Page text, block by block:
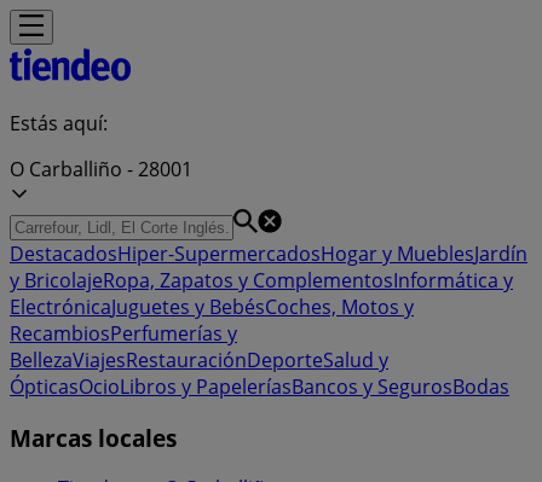
Estás aquí:
O Carballiño - 28001
DestacadosHiper-SupermercadosHogar y MueblesJardín
y BricolajeRopa, Zapatos y ComplementosInformática y
ElectrónicaJuguetes y BebésCoches, Motos y
RecambiosPerfumerías y
BellezaViajesRestauraciónDeporteSalud y
ÓpticasOcioLibros y PapeleríasBancos y SegurosBodas
Marcas locales